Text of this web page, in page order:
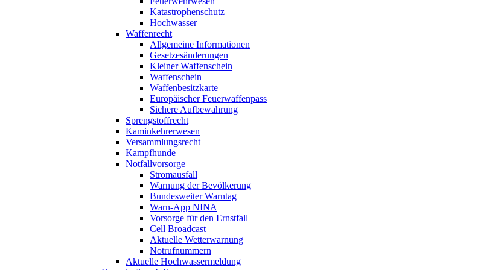
Katastrophenschutz
Hochwasser
Waffenrecht
Allgemeine Informationen
Gesetzesänderungen
Kleiner Waffenschein
Waffenschein
Waffenbesitzkarte
Europäischer Feuerwaffenpass
Sichere Aufbewahrung
Sprengstoffrecht
Kaminkehrerwesen
Versammlungsrecht
Kampfhunde
Notfallvorsorge
Stromausfall
Warnung der Bevölkerung
Bundesweiter Warntag
Warn-App NINA
Vorsorge für den Ernstfall
Cell Broadcast
Aktuelle Wetterwarnung
Notrufnummern
Aktuelle Hochwassermeldung